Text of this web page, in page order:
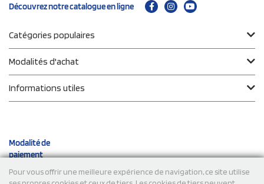
Pour vous offrir une meilleure expérience de navigation, ce site utilise
Découvrez notre catalogue en ligne
Catégories populaires
Modalités d'achat
Informations utiles
Modalité de
paiement